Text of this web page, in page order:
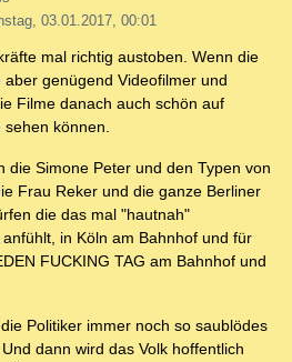
03.01.2017, 00:01
mal richtig austoben. Wenn die
genügend Videofilmer und
Filme danach auch schön auf
sehen können.
die Simone Peter und den Typen von
Frau Reker und die ganze Berliner
die das mal "hautnah"
in Köln am Bahnhof und für
FUCKING TAG am Bahnhof und
Politiker immer noch so saublödes
dann wird das Volk hoffentlich